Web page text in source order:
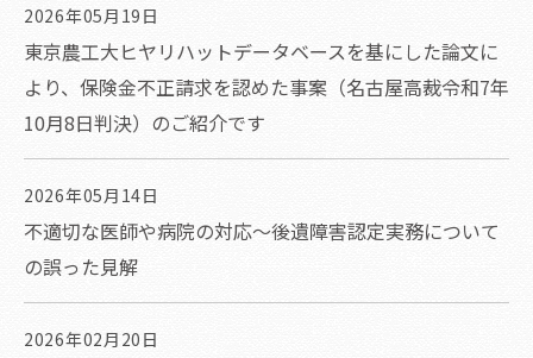
2026年05月19日
東京農工大ヒヤリハットデータベースを基にした論文に
より、保険金不正請求を認めた事案（名古屋高裁令和7年
10月8日判決）のご紹介です
2026年05月14日
不適切な医師や病院の対応～後遺障害認定実務について
の誤った見解
2026年02月20日